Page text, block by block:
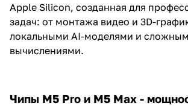
Apple Silicon, созданная для
задач: от монтажа видео и 3D-
локальными AI-моделями и
вычислениями.
Чипы M5 Pro и M5 Max -